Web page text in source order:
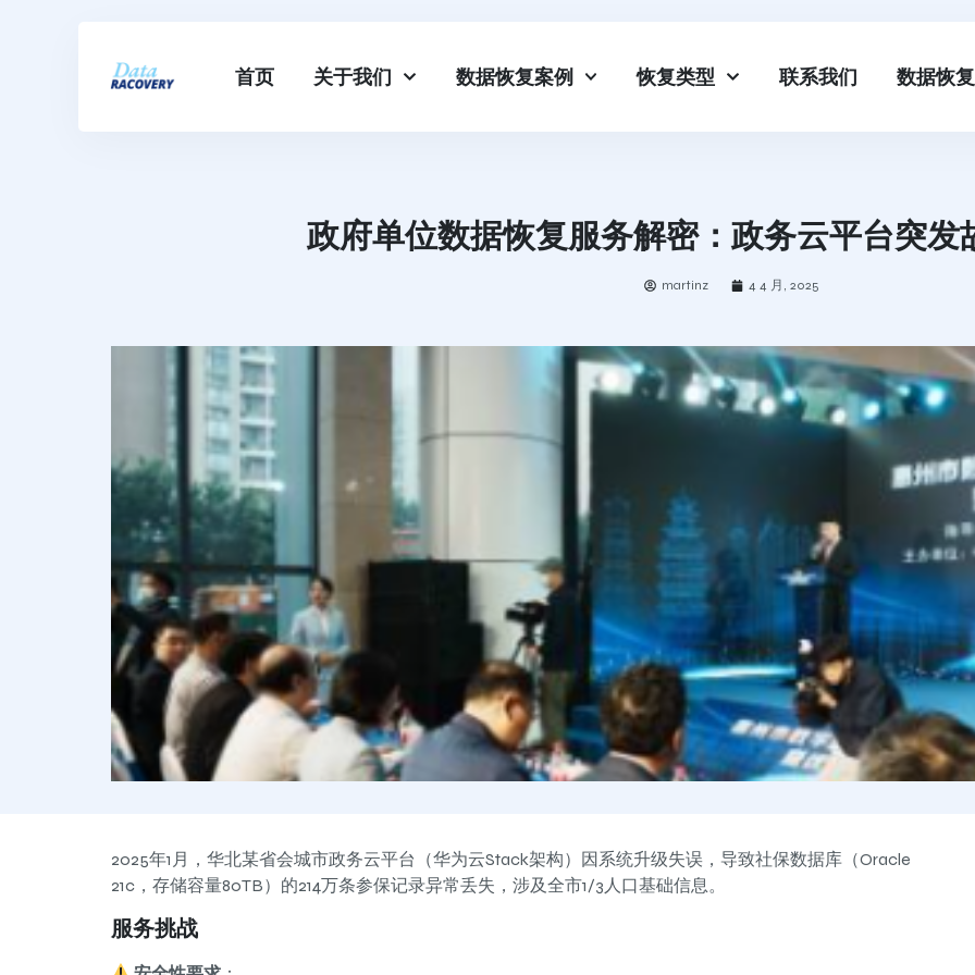
首页 关于我们 数据恢复案例 恢复类型 联系我们 数据恢
政府单位数据恢复服务解密：政务云平台突发
martinz 4 4 月, 2025
2025年1月，华北某省会城市政务云平台（华为云Stack架构）因系统升级失误，导致社保数据库（Oracle
21c，存储容量80TB）的214万条参保记录异常丢失，涉及全市1/3人口基础信息。
服务挑战